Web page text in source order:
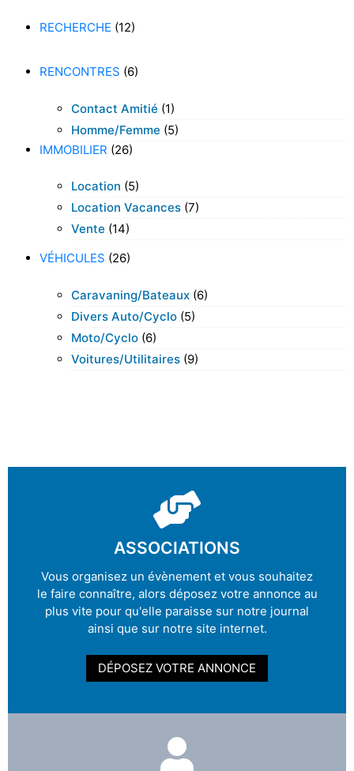
RECHERCHE (12)
RENCONTRES (6)
Contact Amitié (1)
Homme/femme (5)
IMMOBILIER (26)
Location (5)
Location Vacances (7)
Vente (14)
VÉHICULES (26)
Caravaning/bateaux (6)
Divers Auto/cyclo (5)
Moto/cyclo (6)
Voitures/utilitaires (9)
ASSOCIATIONS
Vous organisez un évènement et vous souhaitez
le faire connaître, alors déposez votre annonce au
plus vite pour qu'elle paraisse sur notre journal
ainsi que sur notre site internet.
DÉPOSEZ VOTRE ANNONCE